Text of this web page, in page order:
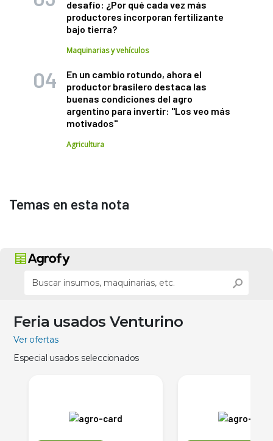
desafío: ¿Por qué cada vez más
productores incorporan fertilizante
bajo tierra?
Maquinarias y vehículos
En un cambio rotundo, ahora el
productor brasilero destaca las
buenas condiciones del agro
argentino para invertir: "Los veo más
motivados"
Agricultura
Temas en esta nota
Feria usados Venturino
Ver ofertas
Especial usados seleccionados